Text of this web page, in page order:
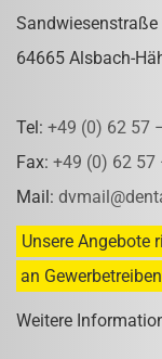
Sandwiesenstraße
64665 Alsbach-
Tel: +49 (0) 62 57
Fax: +49 (0) 62 57
Mail:
Unsere Angebote
an
Weitere